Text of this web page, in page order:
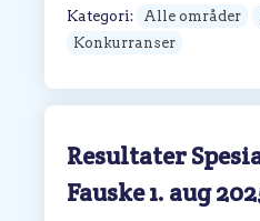
Kategori: Alle områder
Konkurranser
Resultater
Fauske 1. aug